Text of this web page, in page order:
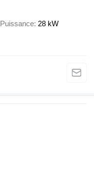
Puissance 28 kW